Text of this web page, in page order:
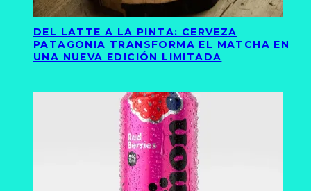
DEL LATTE A LA PINTA: CERVEZA
PATAGONIA TRANSFORMA EL MATCHA EN
UNA NUEVA EDICIÓN LIMITADA